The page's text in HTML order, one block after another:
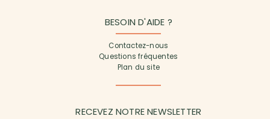
BESOIN D'AIDE ?
Contactez-nous
Questions fréquentes
Plan du site
RECEVEZ NOTRE NEWSLETTER